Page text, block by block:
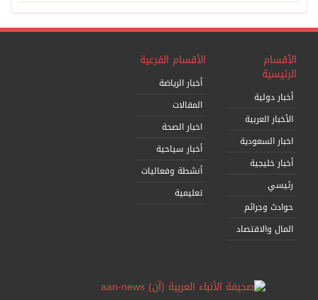
الأقسام
الرئيسية
أخبار دولية
الأخبار العربية
اخبار السعودية
أخبار خليجية
رئيسي
حوادث وجرائم
المال والاقتصاد
الأقسام الفرعية
أخبار الرياضة
المقالات
اخبار الصحة
أخبار سياحية
أنشطة وفعاليات
تعليمية